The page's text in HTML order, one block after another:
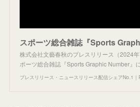
株式会社文藝春秋のプレスリリース（2024
ポーツ総合雑誌『Sports Graphic Number』
プレスリリース・ニュースリリース配信シェアNo.1｜